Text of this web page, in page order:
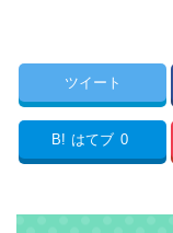
ツイート
B! はてブ 0